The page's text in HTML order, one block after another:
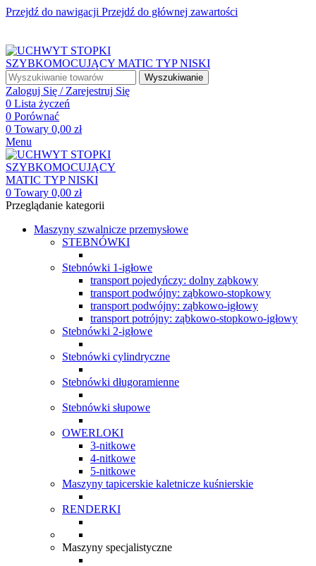
Przejdź do nawigacji Przejdź do głównej zawartości
Wyszukiwanie
Zaloguj Się / Zarejestruj Się
0 Lista życzeń
0 Porównać
0 Towary 0,00 zł
Menu
0 Towary 0,00 zł
Przeglądanie kategorii
Maszyny szwalnicze przemysłowe
STEBNÓWKI
Stebnówki 1-igłowe
transport pojedyńczy: dolny ząbkowy
transport podwójny: ząbkowo-stopkowy
transport podwójny: ząbkowo-igłowy
transport potrójny: ząbkowo-stopkowo-igłowy
Stebnówki 2-igłowe
Stebnówki cylindryczne
Stebnówki długoramienne
Stebnówki słupowe
OWERLOKI
3-nitkowe
4-nitkowe
5-nitkowe
Maszyny tapicerskie kaletnicze kuśnierskie
RENDERKI
Maszyny specjalistyczne